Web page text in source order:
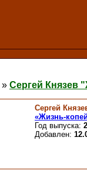
» Сергей Князев
Сергей
«Жизнь-
Год выпуска:
Добавлен: